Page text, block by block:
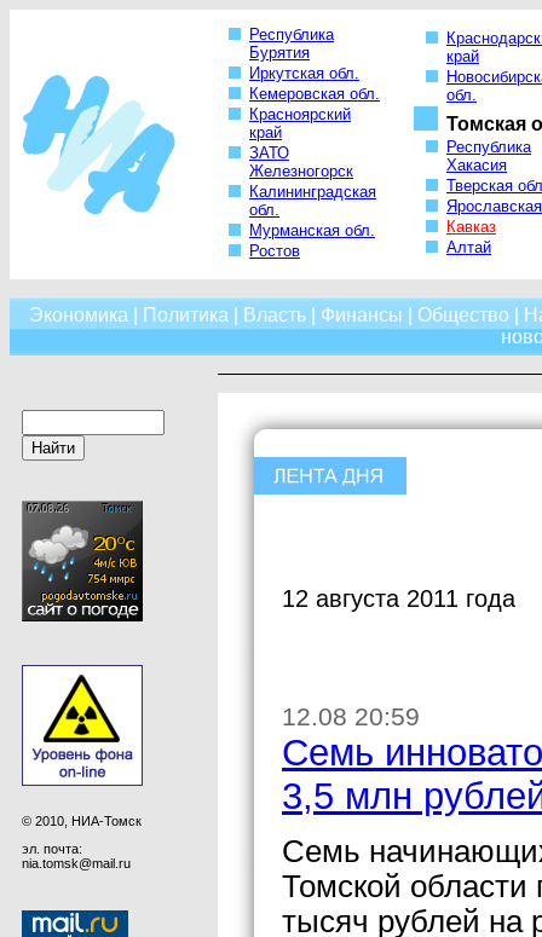
Республика
Бурятия
Иркутская обл.
Кемеровская обл.
Красноярский
край
ЗАТО
Железногорск
Калининградская
обл.
Мурманская обл.
Ростов
край
обл.
Томская
Республика
Хакасия
Тверская
Кавказ
Алтай
Экономика Политика Власть| Финансы Общество
© 2010, НИА-Томск
эл. почта:
nia.tomsk@mail.ru
12 августа 2011 года
12.08 20:59
Семь
3,5 млн
Семь
Томской области
тысяч рублей на